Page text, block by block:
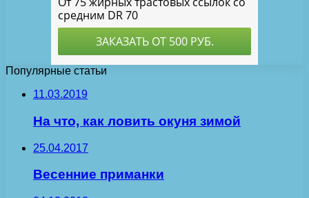
Популярные статьи
11.03.2019
На что, как ловить окуня зимой
25.04.2017
Весенние приманки